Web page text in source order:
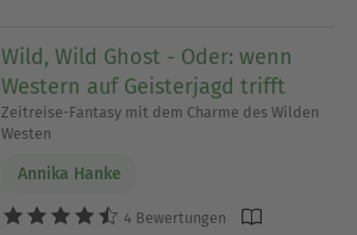
Wild, Wild Ghost - Oder: wenn
Western auf Geisterjagd trifft
Zeitreise-Fantasy mit dem Charme des Wilden
Westen
Annika Hanke
4 Bewertungen